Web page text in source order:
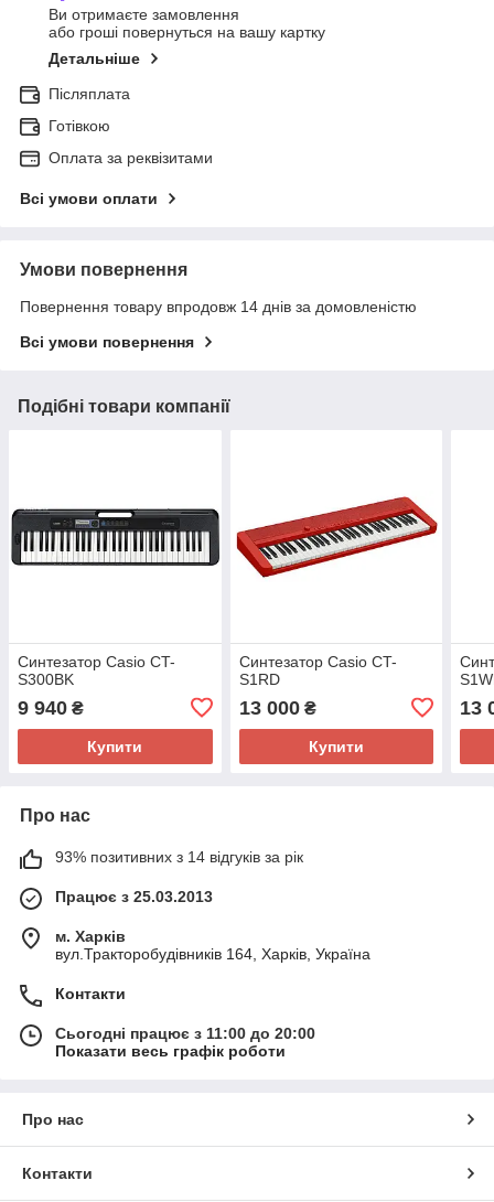
Ви отримаєте замовлення
або гроші повернуться на вашу картку
Детальніше
Післяплата
Готівкою
Оплата за реквізитами
Всі умови оплати
Умови повернення
Повернення товару впродовж 14 днів за домовленістю
Всі умови повернення
Подібні товари компанії
Синтезатор Casio CT-
S300BK
9 940 ₴
Купити
Синтезатор Casio CT-
S1RD
13 000₴
Купити
13
Про нас
93% позитивних з 14 відгуків за рік
Працює з 25.03.2013
м. Харків
вул.Тракторобудівників 164, Харків, Україна
Контакти
Сьогодні працює з 11:00 до 20:00
Показати весь графік роботи
Про нас
Контакти